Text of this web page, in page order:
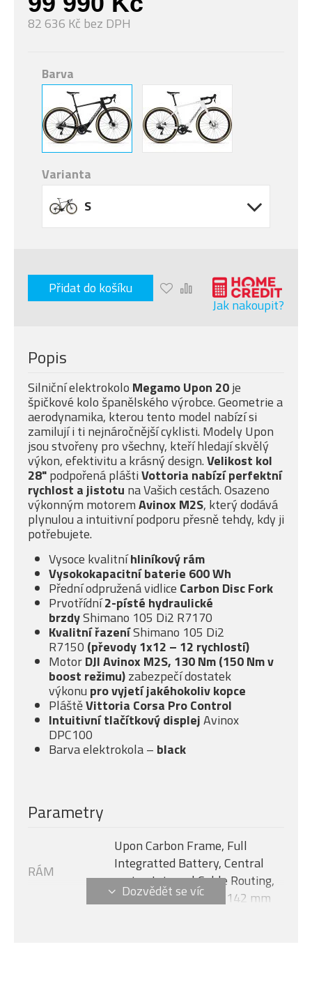
82 636 Kč bez DPH
Barva
Varianta
S
Přidat do košíku
Jak nakoupit?
Popis
Silniční elektrokolo Megamo Upon 20je
špičkové kolo španělského výrobce. Geometrie a
aerodynamika, kterou tento model nabízí si
zamilují i ti nejnáročnější cyklisti. Modely Upon
jsou stvořeny pro všechny, kteří hledají skvělý
výkon, efektivitu a krásný design.Velikost kol
28"podpořená pláštiVottoria nabízíperfektní
rychlost a jistotu na Vašich cestách. Osazeno
výkonným motoremAvinox M2S, který dodává
plynulou a intuitivní podporu přesně tehdy, kdy ji
potřebujete.
Vysoce kvalitníhliníkový rám
Vysokokapacitní baterie 600 Wh
Přední odpružená vidlice Carbon Disc Fork
Prvotřídní2-písté hydraulické
brzdyShimano 105 Di2 R7170
Kvalitní řazeníShimano 105 Di2
R7150 (převody 1x12 – 12 rychlostí)
MotorDJI Avinox M2S, 130 Nm (150 Nm v
boost režimu)zabezpečí dostatek
výkonu pro vyjetí jakéhokoliv kopce
PláštěVittoria Corsa Pro Control
Intuitivní tlačítkový displejAvinox
DPC100
Barva elektrokola – black
Parametry
RÁM
Upon Carbon Frame, Full
Integratted Battery, Central
motor, Internal Cable Routing,
Flat Mount Disc 12 x 142 mm